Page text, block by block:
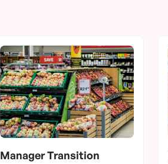
Manager Transition